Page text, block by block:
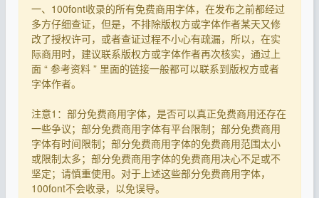
一、100font收录的所有免费商用字体，在发布之前都经过
多方仔细查证，但是，不排除版权方或字体作者某天又修
改了授权许可，或者查证过程不小心有疏漏，所以，在实
际商用时，建议联系版权方或字体作者再次核实，通过上
面 “ 参考资料 ” 里面的链接一般都可以联系到版权方或者
字体作者。
注意1：部分免费商用字体，是否可以真正免费商用还存在
一些争议；部分免费商用字体有平台限制；部分免费商用
字体有时间限制；部分免费商用字体的免费商用范围太小
或限制太多；部分免费商用字体的免费商用决心不足或不
坚定；请慎重使用。对于上述这些部分免费商用字体，
100font不会收录，以免误导。